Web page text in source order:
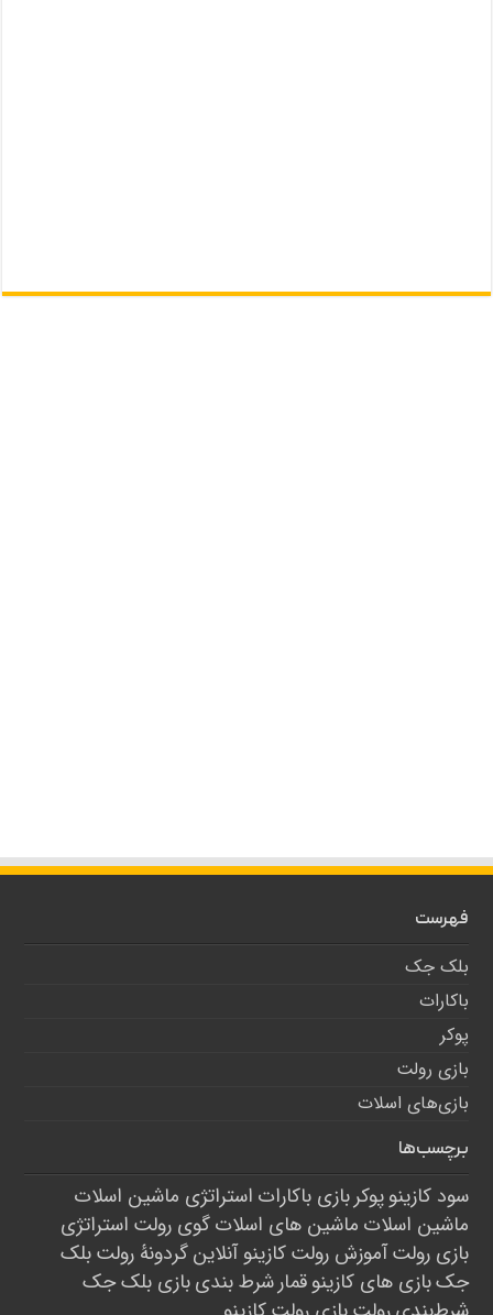
فهرست
بلک جک
باکارات
پوکر
بازی رولت
بازی‌های اسلات
برچسب‌ها
سود کازینوپوکربازی باکارات استراتژی ماشین اسلات
ماشین اسلات ماشین های اسلاتگوی رولت استراتژی
بازی رولتآموزش رولتکازینو آنلاینگردونۀ رولتبلک
جکبازی های کازینوقمارشرط بندیبازی بلک جک